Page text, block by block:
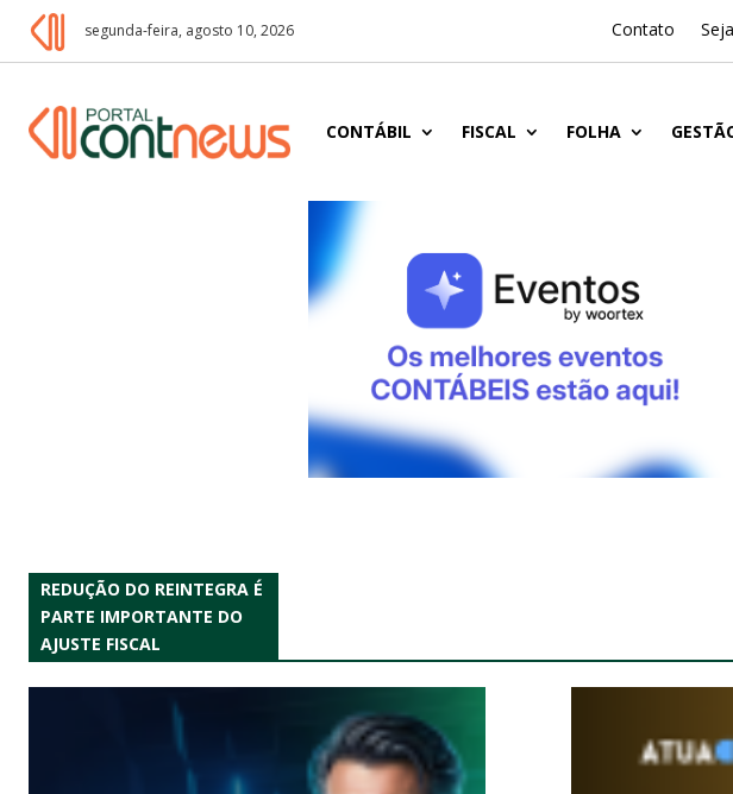
segunda-feira, agosto 10, 2026 Contato
CONTÁBIL FISCAL FOLHA
REDUÇÃO DO REINTEGRA É
PARTE IMPORTANTE DO
AJUSTE FISCAL